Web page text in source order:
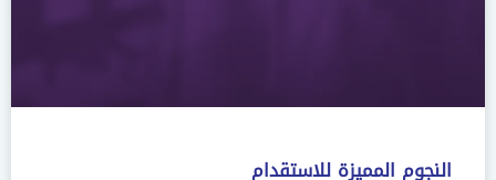
النجوم المميزة للاستقدام